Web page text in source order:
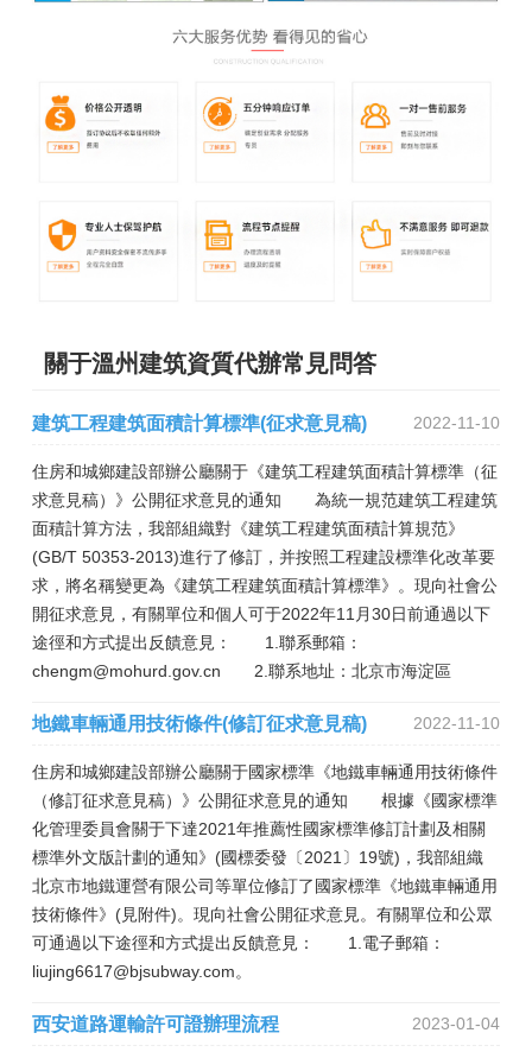
關于溫州建筑資質代辦常見問答
建筑工程建筑面積計算標準(征求意見稿) 2022-11-10
住房和城鄉建設部辦公廳關于《建筑工程建筑面積計算標準（征
求意見稿）》公開征求意見的通知 為統一規范建筑工程建筑
面積計算方法，我部組織對《建筑工程建筑面積計算規范》
(GB/T 50353-2013)進行了修訂，并按照工程建設標準化改革要
求，將名稱變更為《建筑工程建筑面積計算標準》。現向社會公
開征求意見，有關單位和個人可于2022年11月30日前通過以下
途徑和方式提出反饋意見： 1.聯系郵箱：
chengm@mohurd.gov.cn 2.聯系地址：北京市海淀區
地鐵車輛通用技術條件(修訂征求意見稿) 2022-11-10
住房和城鄉建設部辦公廳關于國家標準《地鐵車輛通用技術條件
（修訂征求意見稿）》公開征求意見的通知 根據《國家標準
化管理委員會關于下達2021年推薦性國家標準修訂計劃及相關
標準外文版計劃的通知》(國標委發〔2021〕19號)，我部組織
北京市地鐵運營有限公司等單位修訂了國家標準《地鐵車輛通用
技術條件》(見附件)。現向社會公開征求意見。有關單位和公眾
可通過以下途徑和方式提出反饋意見： 1.電子郵箱：
liujing6617@bjsubway.com。
西安道路運輸許可證辦理流程 2023-01-04